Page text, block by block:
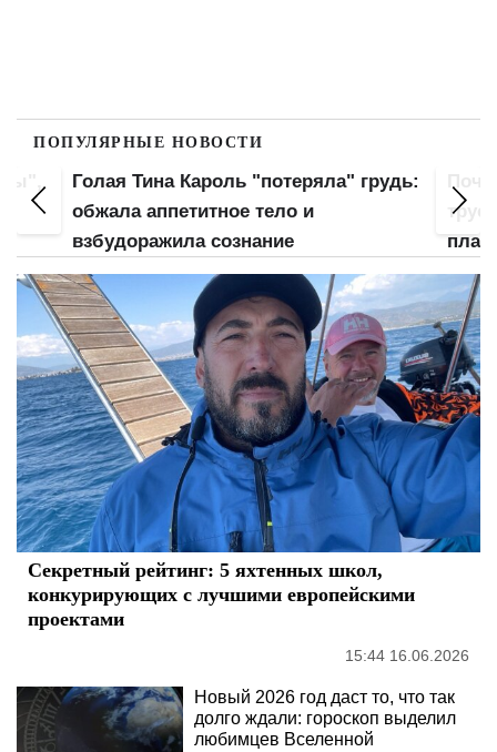
ПОПУЛЯРНЫЕ НОВОСТИ
Голая Тина Кароль "потеряла" грудь:
обжала аппетитное тело и
взбудоражила сознание
Секретный рейтинг: 5 яхтенных школ,
конкурирующих с лучшими европейскими
проектами
15:44 16.06.2026
Новый 2026 год даст то, что так
долго ждали: гороскоп выделил
любимцев Вселенной